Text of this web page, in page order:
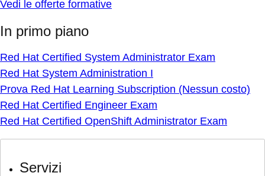
Vedi le offerte formative
In primo piano
Red Hat Certified System Administrator Exam
Red Hat System Administration I
Prova Red Hat Learning Subscription (Nessun costo)
Red Hat Certified Engineer Exam
Red Hat Certified OpenShift Administrator Exam
Servizi